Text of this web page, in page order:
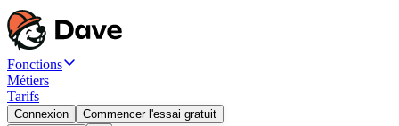
Fonctions
Métiers
Tarifs
Connexion
Commencer l'essai gratuit